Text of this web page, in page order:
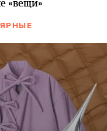
«вещи»